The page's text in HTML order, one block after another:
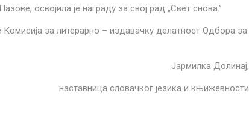
освојила је награду за свој рад „Свет снова.”
за литерарно – издавачку делатност Одбора за
Јармилка Долинај,
наставница словачког језика и књижевности